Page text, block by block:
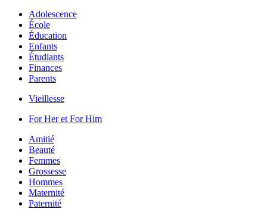
Adolescence
École
Éducation
Enfants
Étudiants
Finances
Parents
Vieillesse
For Her et For Him
Amitié
Beauté
Femmes
Grossesse
Hommes
Maternité
Paternité